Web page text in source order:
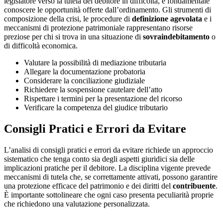
conoscere le opportunità offerte dall’ordinamento. Gli strumenti di
composizione della crisi, le procedure di definizione agevolata e i
meccanismi di protezione patrimoniale rappresentano risorse
preziose per chi si trova in una situazione di sovraindebitamento o
di difficoltà economica.
Valutare la possibilità di mediazione tributaria
Allegare la documentazione probatoria
Considerare la conciliazione giudiziale
Richiedere la sospensione cautelare dell’atto
Rispettare i termini per la presentazione del ricorso
Verificare la competenza del giudice tributario
Consigli Pratici e Errori da Evitare
L’analisi di consigli pratici e errori da evitare richiede un approccio
sistematico che tenga conto sia degli aspetti giuridici sia delle
implicazioni pratiche per il debitore. La disciplina vigente prevede
meccanismi di tutela che, se correttamente attivati, possono garantire
una protezione efficace del patrimonio e dei diritti del contribuente.
È importante sottolineare che ogni caso presenta peculiarità proprie
che richiedono una valutazione personalizzata.